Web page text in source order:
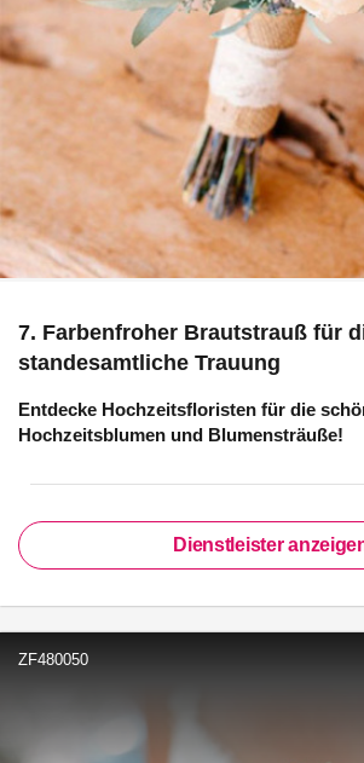
7. Farbenfroher Brautstrauß für
standesamtliche Trauung
Entdecke Hochzeitsfloristen für die
Hochzeitsblumen und Blumensträuße!
Dienstleister
ZF480050